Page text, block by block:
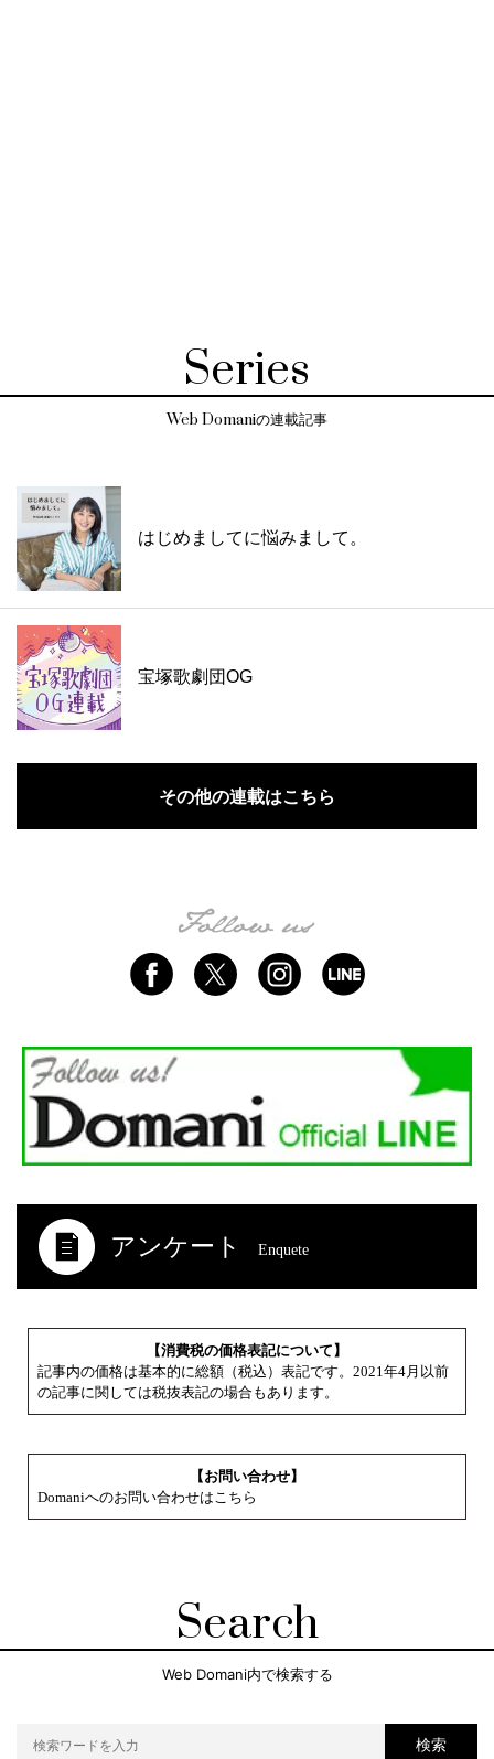
Series
Web Domaniの連載記事
はじめましてに悩みまして。
宝塚歌劇団OG
その他の連載はこちら
アンケート Enquete
【消費税の価格表記について】
記事内の価格は基本的に総額（税込）表記です。2021年4月以前
の記事に関しては税抜表記の場合もあります。
【お問い合わせ】
Domaniへのお問い合わせはこちら
Search
Web Domani内で検索する
検索